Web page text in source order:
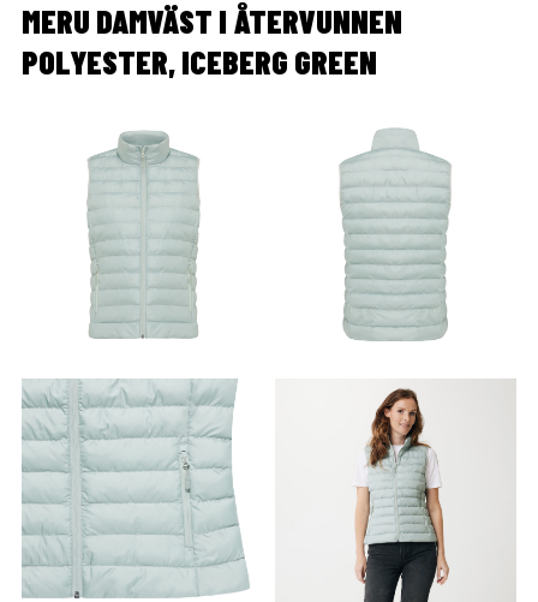
MERU DAMVÄST I ÅTERVUNNEN
POLYESTER, ICEBERG GREEN